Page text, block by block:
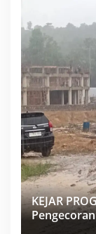
KEJAR
Miliar